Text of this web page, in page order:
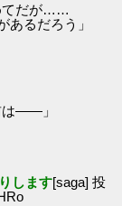
てだが……
るだろう」
は――」
します[saga] 投